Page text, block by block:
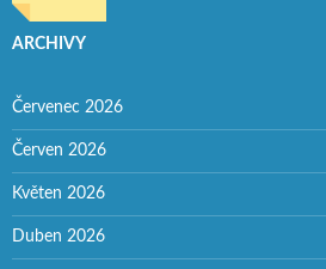
ARCHIVY
Červenec 2026
Červen 2026
Květen 2026
Duben 2026